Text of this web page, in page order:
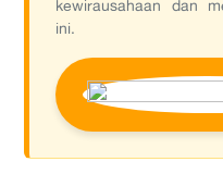
kewirausahaan dan
ini.